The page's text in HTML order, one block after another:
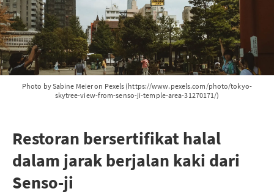
Photo by Sabine Meier on Pexels (https://www.pexels.com/photo/tokyo-
skytree-view-from-senso-ji-temple-area-31270171/)
Restoran bersertifikat halal
dalam jarak berjalan kaki dari
Senso-ji